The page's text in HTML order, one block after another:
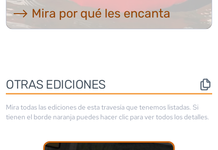
⟶ Mira por qué les encanta
OTRAS EDICIONES
Mira todas las ediciones de esta travesía que tenemos listadas. Si
tienen el borde naranja puedes hacer clic para ver todos los detalles.